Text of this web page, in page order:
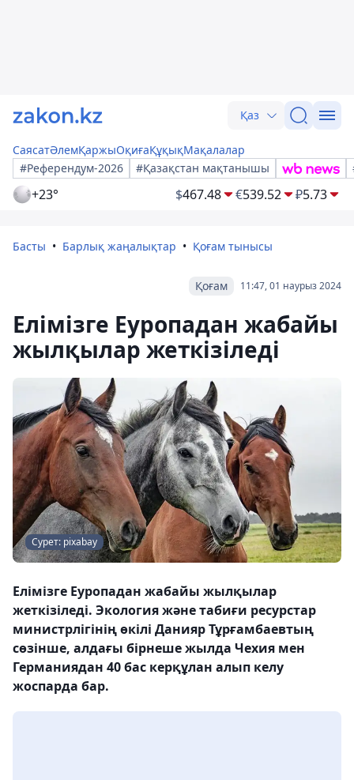
Қаз
СаясатӘлемҚаржыОқиғаҚұқықМақалалар
#Референдум-2026
#Қазақстан мақтанышы
+23° $467.48 €539.52 ₽5.73
Басты Барлық жаңалықтар Қоғам тынысы
11:47, 01 наурыз 2024
Қоғам
Елімізге Еуропадан жабайы
жылқылар жеткізіледі
Сурет: pixabay
Елімізге Еуропадан жабайы жылқылар
жеткізіледі. Экология және табиғи ресурстар
министрлігінің өкілі Данияр Тұрғамбаевтың
сөзінше, алдағы бірнеше жылда Чехия мен
Германиядан 40 бас керқұлан алып келу
жоспарда бар.